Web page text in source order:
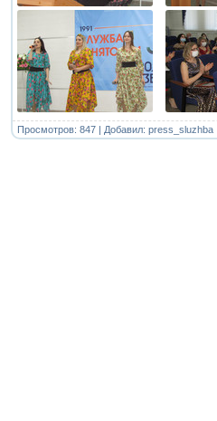
Просмотров: 847 | Добавил: press_sluzhba